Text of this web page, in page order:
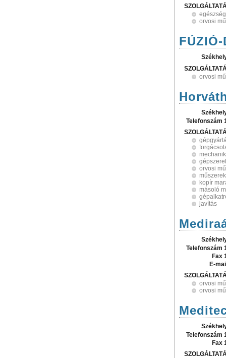
orvosi
orvosi
Telefonszám
orvosi
kopír
másoló
javítás
Telefonszám
Fax
E-
orvosi
orvosi
Telefonszám
Fax